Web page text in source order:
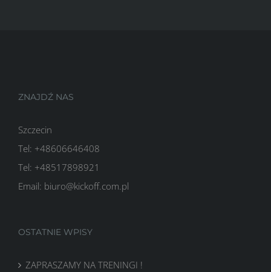
ZNAJDŹ NAS
Szczecin
Tel: +48606646408
Tel: +48517898921
Email: biuro@kickoff.com.pl
OSTATNIE WPISY
ZAPRASZAMY NA TRENINGI !